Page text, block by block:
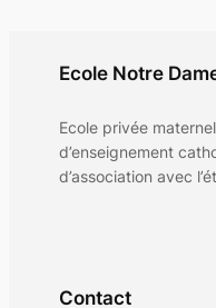
Ecole Notre
Ecole privée
d’enseignement
d’association avec
Contact